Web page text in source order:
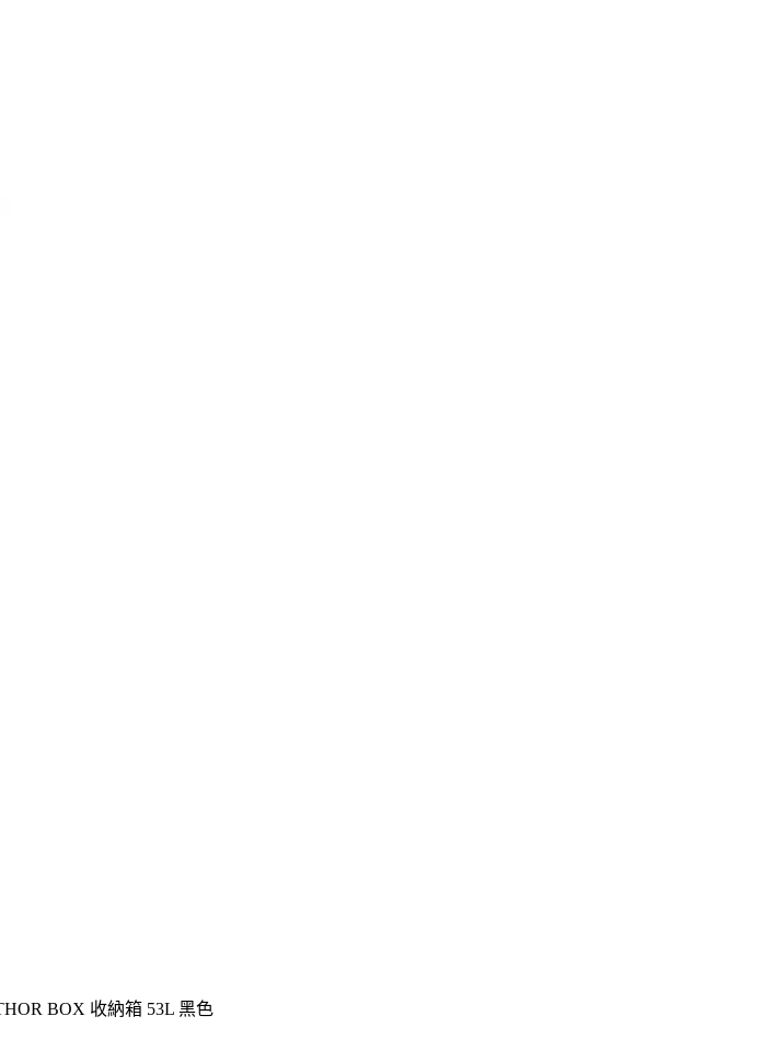
BOX 收納箱 53L 黑色